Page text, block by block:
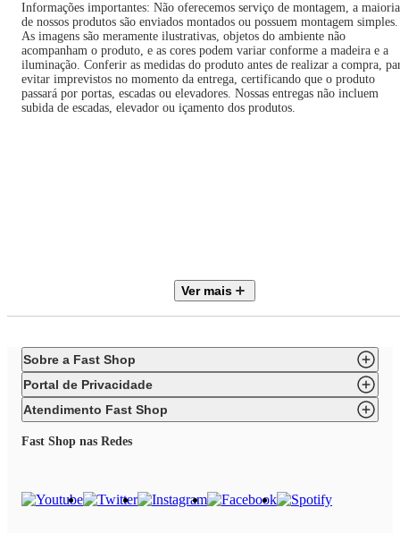
Informações importantes: Não oferecemos serviço de montagem, a maioria
de nossos produtos são enviados montados ou possuem montagem simples.
As imagens são meramente ilustrativas, objetos do ambiente não
acompanham o produto, e as cores podem variar conforme a madeira e a
iluminação. Conferir as medidas do produto antes de realizar a compra,
evitar imprevistos no momento da entrega, certificando que o produto
passará por portas, escadas ou elevadores. Nossas entregas não incluem
subida de escadas, elevador ou içamento dos produtos.
Tipo
Pés Luis XV
Código
60501-108C-024B
Ver mais
Sobre a Fast Shop
Portal de Privacidade
Atendimento Fast Shop
Fast Shop nas Redes